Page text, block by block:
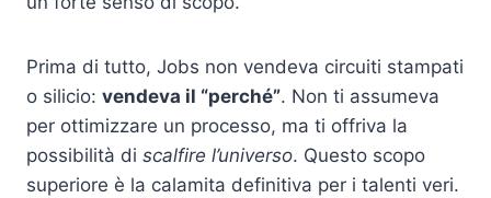
Prima di tutto, Jobs non vendeva circuiti stampati
o silicio: vendeva il “perché”. Non ti assumeva
per ottimizzare un processo, ma ti offriva la
possibilità di scalfire l’universo. Questo scopo
superiore è la calamita definitiva per i talenti veri.